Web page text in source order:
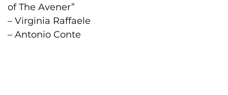
of The Avener”
– Virginia Raffaele
– Antonio Conte